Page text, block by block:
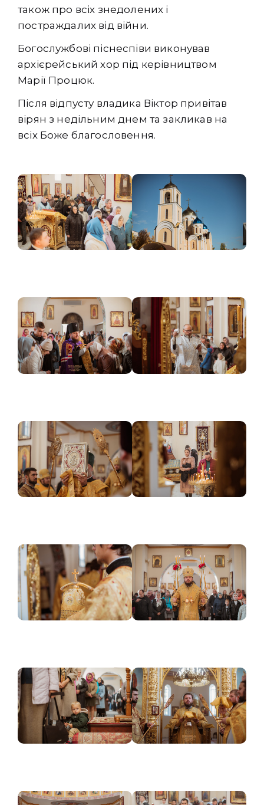
також про всіх знедолених і
постраждалих від війни.
Богослужбові піснеспіви виконував
архієрейський хор під керівництвом
Марії Процюк.
Після відпусту владика Віктор привітав
вірян з недільним днем та закликав на
всіх Боже благословення.